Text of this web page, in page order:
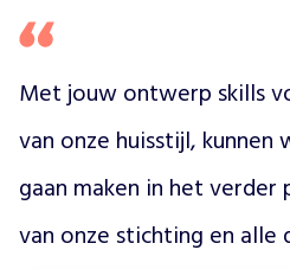
z
i
k
e
u
c
h
Met jouw ontwerp skills
van onze huisstijl,
gaan maken in het verder
van onze stichting en alle